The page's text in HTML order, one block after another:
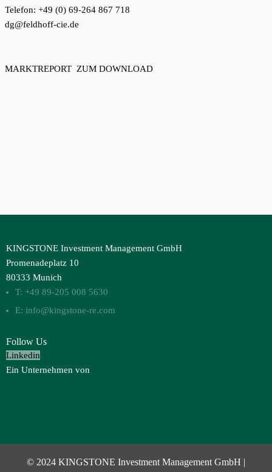
Telefon: +49 (0) 69-264 867 718
dg@feldhoff-cie.de
MARKTREPORT ZUM DOWNLOAD
KINGSTONE Investment Management GmbH
Promenadeplatz 10
80333 Munich
T: +49 89-205 008 5630
E: info@kingstone-re.com
Follow Us
Linkedin
Ein Unternehmen von
© 2024 KINGSTONE Investment Management GmbH |